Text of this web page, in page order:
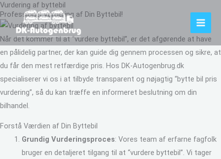
Gå
til
indholdet
Vurdering af byttebil
Professionel Vurdering af Din Byttebil!
Når det kommer til at “vurdere byttebil”, er det afgørende at have
en pålidelig partner, der kan guide dig gennem processen og sikre, at
du får den mest retfærdige pris. Hos DK-Autogenbrug.dk
specialiserer vi os i at tilbyde transparent og nøjagtig “bytte bil pris
vurdering”, så du kan træffe en informeret beslutning om din
bilhandel.
Forstå Værdien af Din Byttebil
Grundig Vurderingsproces: Vores team af erfarne fagfolk
bruger en detaljeret tilgang til at “vurdere byttebil”. Vi tager